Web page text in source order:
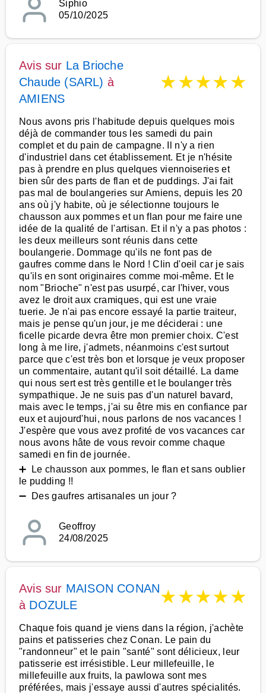
Siphio
05/10/2025
Avis sur La Brioche
Chaude (SARL) à
AMIENS
★★★★★
Nous avons pris l'habitude depuis quelques mois
déjà de commander tous les samedi du pain
complet et du pain de campagne. Il n'y a rien
d'industriel dans cet établissement. Et je n'hésite
pas à prendre en plus quelques viennoiseries et
bien sûr des parts de flan et de puddings. J'ai fait
pas mal de boulangeries sur Amiens, depuis les 20
ans où j'y habite, où je sélectionne toujours le
chausson aux pommes et un flan pour me faire une
idée de la qualité de l'artisan. Et il n'y a pas photos :
les deux meilleurs sont réunis dans cette
boulangerie. Dommage qu'ils ne font pas de
gaufres comme dans le Nord ! Clin d'oeil car je sais
qu'ils en sont originaires comme moi-même. Et le
nom "Brioche" n'est pas usurpé, car l'hiver, vous
avez le droit aux cramiques, qui est une vraie
tuerie. Je n'ai pas encore essayé la partie traiteur,
mais je pense qu'un jour, je me déciderai : une
ficelle picarde devra être mon premier choix. C'est
long à me lire, j'admets, néanmoins c'est surtout
parce que c'est très bon et lorsque je veux proposer
un commentaire, autant qu'il soit détaillé. La dame
qui nous sert est très gentille et le boulanger très
sympathique. Je ne suis pas d'un naturel bavard,
mais avec le temps, j'ai su être mis en confiance par
eux et aujourd'hui, nous parlons de nos vacances !
J'espère que vous avez profité de vos vacances car
nous avons hâte de vous revoir comme chaque
samedi en fin de journée.
➕ Le chausson aux pommes, le flan et sans oublier
le pudding !!
➖ Des gaufres artisanales un jour ?
Geoffroy
24/08/2025
Avis sur MAISON CONAN
à DOZULE ★★★★★
Chaque fois quand je viens dans la région, j'achète
pains et patisseries chez Conan. Le pain du
"randonneur" et le pain "santé" sont délicieux, leur
patisserie est irrésistible. Leur millefeuille, le
millefeuille aux fruits, la pawlowa sont mes
préférées, mais j'essaye aussi d'autres spécialités.